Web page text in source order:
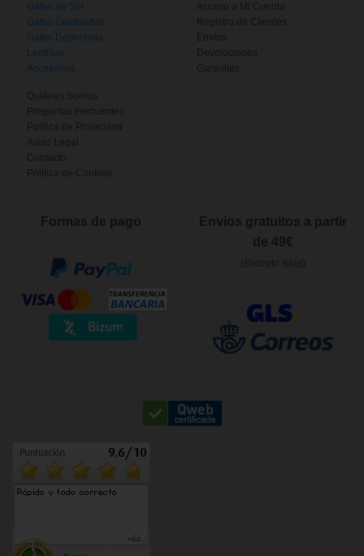
Gafas de Sol
Gafas Graduadas
Gafas Deportivas
Lentillas
Accesorios
Acceso a Mi Cuenta
Registro de Clientes
Envíos
Devoluciones
Garantías
Quiénes Somos
Preguntas Frecuentes
Política de Privacidad
Aviso Legal
Contacto
Política de Cookies
Formas de pago
Envíos gratuitos a partir
de 49€
(Excepto Islas)